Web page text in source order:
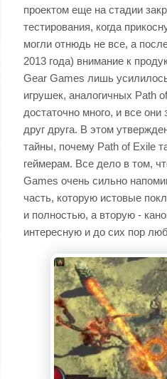
проектом еще на стадии
тестирования, когда
могли отнюдь не все, а
2013 года) внимание к
Gear Games лишь
игрушек, аналогичных Path
достаточно много, и все
друг друга. В этом
тайны, почему Path of Exile
геймерам. Все дело в том,
Games очень сильно
часть, которую истовые
и полностью, а вторую -
интересную и до сих пор